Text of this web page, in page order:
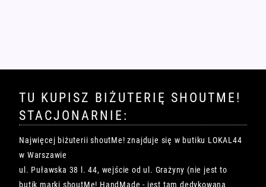
TU KUPISZ BIŻUTERIĘ SHOUTME!
STACJONARNIE:
Najwięcej biżuterii shoutMe! znajduje się w butiku LOKAL44
w Warszawie
ul. Puławska 38 l. 44, wejście od ul. Grażyny (nie jest to
butik marki shoutMe! HandMade - jest tam dedykowana